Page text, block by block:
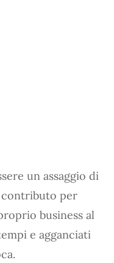
un assaggio di
contributo per
business al
e agganciati